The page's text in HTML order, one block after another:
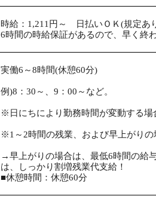
時給：1,211円～ 日払いＯＫ(規定あ
6時間の時給保証があるので、早く終
実働6～8時間(休憩60分)
例)8：30～、9：00～など。
※日にちにより勤務時間が変動する場
※1～2時間の残業、および早上がりの
→早上がりの場合は、最低6時間の給
は、しっかり割増残業代支給！
■休憩時間：休憩60分